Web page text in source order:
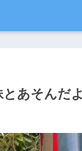
あそんだよ